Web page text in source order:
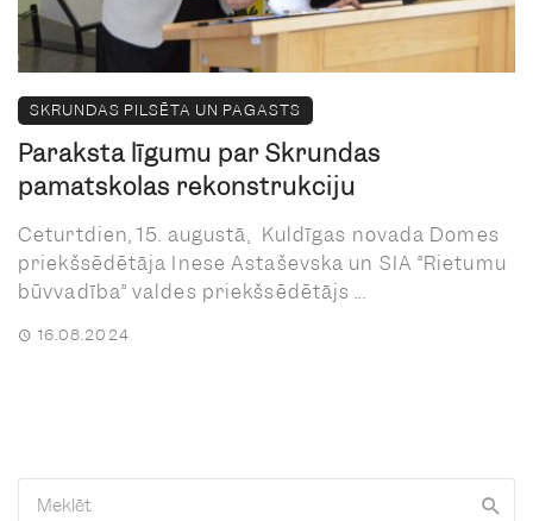
SKRUNDAS PILSĒTA UN PAGASTS
Paraksta līgumu par Skrundas
pamatskolas rekonstrukciju
Ceturtdien, 15. augustā, Kuldīgas novada Domes
priekšsēdētāja Inese Astaševska un SIA “Rietumu
būvvadība” valdes priekšsēdētājs ...
16.08.2024